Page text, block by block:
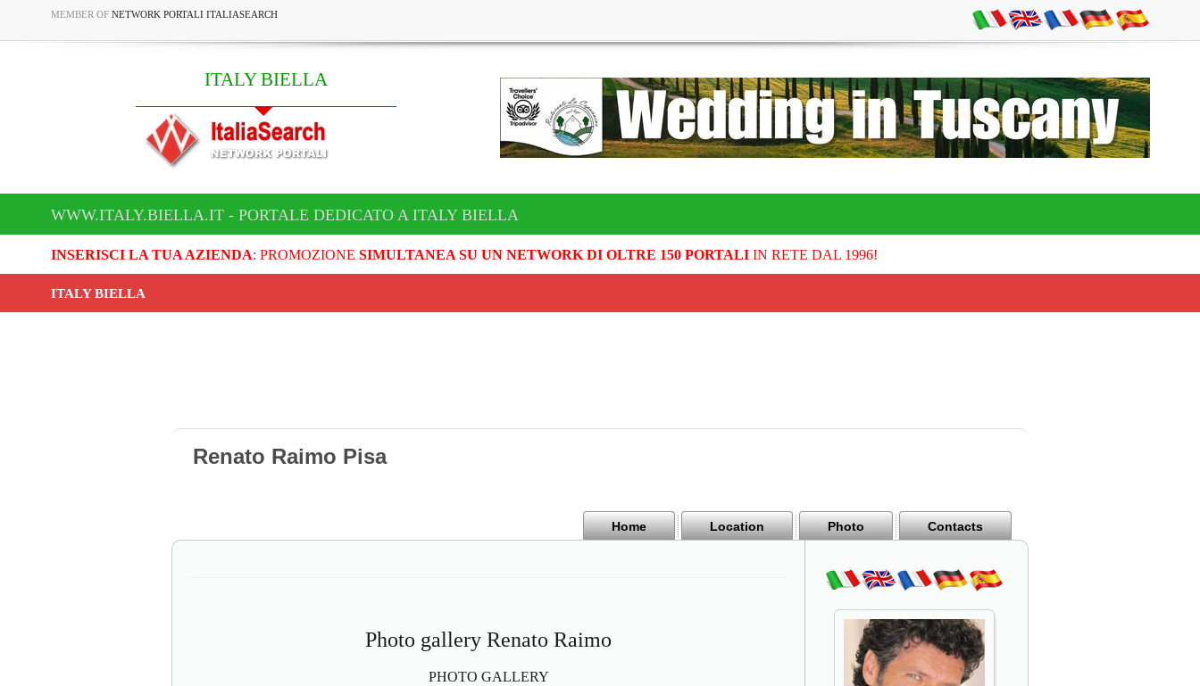
MEMBER OF NETWORK PORTALI ITALIASEARCH
ITALY BIELLA
WWW.ITALY.BIELLA.IT - PORTALE DEDICATO A ITALY BIELLA
INSERISCI LA TUA AZIENDA: PROMOZIONE SIMULTANEA SU UN NETWORK DI OLTRE 150 PORTALIIN RETE DAL 1996!
ITALY BIELLA
Renato Raimo Pisa
Home Location Photo Contacts
Photo gallery Renato Raimo
PHOTO GALLERY